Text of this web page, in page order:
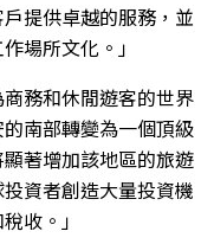
提供卓越的服務，並
場所文化。」
商務和休閒遊客的世界
南部轉變為一個頂級
著增加該地區的旅遊
資者創造大量投資機
收。」